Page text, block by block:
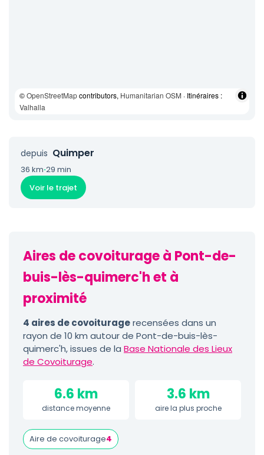
©OpenStreetMapcontributors, Humanitarian OSM · Itinéraires :
Valhalla
depuis Quimper
36 km·29 min
Voir le trajet
Aires de covoiturage à Pont-de-
buis-lès-quimerc'h et à
proximité
4 aires de covoituragerecensées dans un
rayon de 10 km autour de Pont-de-buis-lès-
quimerc'h, issues de la Base Nationale des Lieux
de Covoiturage.
6.6 km
distance moyenne
3.6 km
aire la plus proche
Aire de covoiturage4